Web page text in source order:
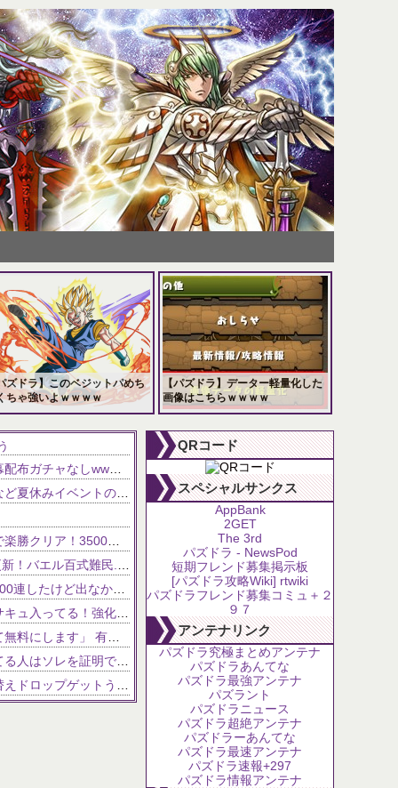
ズドラ】このベジットパめち
ちゃ強いよｗｗｗｗ
102,639 views
【パズドラ】データー軽量化した
画像はこちらｗｗｗｗ
81,629 views
NEW!
QRコード
スペシャルサンクス
AppBank
2GET
The 3rd
パズドラ - NewsPod
短期フレンド募集掲示板
[パズドラ攻略Wiki] rtwiki
パズドラフレンド募集コミュ＋２
９７
アンテナリンク
パズドラ究極まとめアンテナ
パズドラあんてな
パズドラ最強アンテナ
パズラント
パズドラニュース
パズドラ超絶アンテナ
パズドラーあんてな
パズドラ最速アンテナ
パズドラ速報+297
パズドラ情報アンテナ